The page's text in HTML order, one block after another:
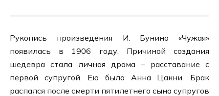
Рукопись произведения И. Бунина «Чужая»
появилась в 1906 году. Причиной создания
шедевра стала личная драма – расставание с
первой супругой. Ею была Анна Цакни. Брак
распался после смерти пятилетнего сына супругов